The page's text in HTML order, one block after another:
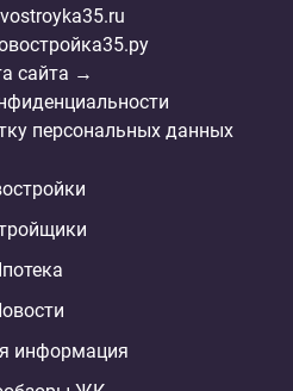
сайта →
персональных данных
информация